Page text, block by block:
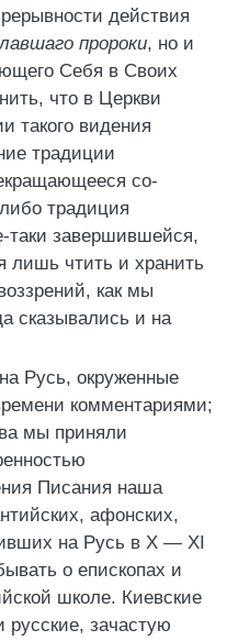
действия
пророки, но и
Себя в Своих
что в Церкви
такого видения
традиции
со-
традиция
таки завершившейся,
лишь чтить и хранить
как мы
сказывались и на
Русь, окруженные
комментариями;
мы приняли
Писания наша
афонских,
на Русь в X — XI
о епископах и
школе. Киевские
русские, зачастую